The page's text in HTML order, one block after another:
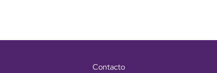
Contacto